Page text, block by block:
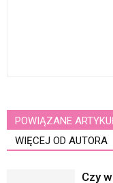
POWIĄZANE
WIĘCEJ OD AUTORA
Czy